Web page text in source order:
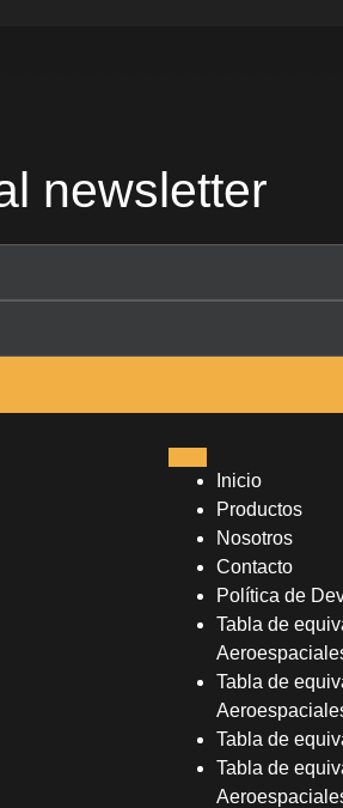
newsletter
Inicio
Productos
Nosotros
Contacto
Política de
Tabla de
Tabla de
Tabla de
Tabla de